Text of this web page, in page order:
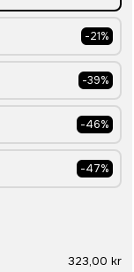
-21%
-39%
-46%
-47%
323,00 kr